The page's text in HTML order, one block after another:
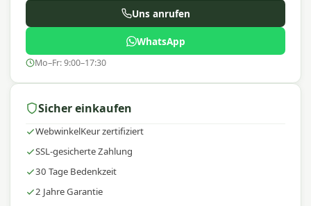
Uns anrufen
WhatsApp
Mo–Fr: 9:00–17:30
Sicher einkaufen
WebwinkelKeur zertifiziert
SSL-gesicherte Zahlung
30 Tage Bedenkzeit
2 Jahre Garantie